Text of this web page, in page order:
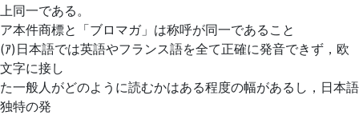
上同一である。
ア本件商標と「ブロマガ」は称呼が同一であること
(ｱ)日本語では英語やフランス語を全て正確に発音できず，欧
文字に接し
た一般人がどのように読むかはある程度の幅があるし，日本語
独特の発